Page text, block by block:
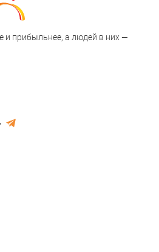
и прибыльнее, а людей в них —